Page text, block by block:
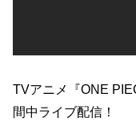
TVアニメ『ONE
間中ライブ配信！